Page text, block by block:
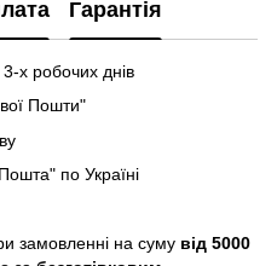
Гарантія
х робочих днів
Пошти"
по Україні
замовленні на суму від 5000